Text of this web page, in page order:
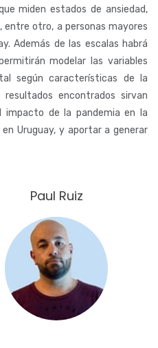
miden estados de ansiedad,
entre otro, a personas mayores
Además de las escalas habrá
modelar las variables
según características de la
resultados encontrados sirvan
impacto de la pandemia en la
Uruguay, y aportar a generar
Paul Ruiz
Fotografía